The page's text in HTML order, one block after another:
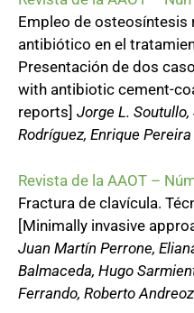
Empleo de osteosíntesis
antibiótico en el
Presentación de dos
with antibiotic cement-
reports] Jorge L.
Rodríguez, Enrique Pereira
Revista de la AAOT –
Fractura de clavícula.
[Minimally invasive
Juan Martín Perrone,
Balmaceda, Hugo
Ferrando, Roberto